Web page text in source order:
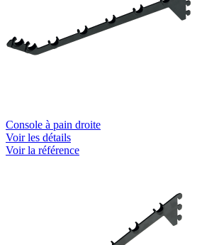
Console à pain droite
Voir les détails
Voir la référence